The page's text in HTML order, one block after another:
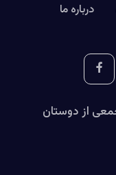
درباره ما